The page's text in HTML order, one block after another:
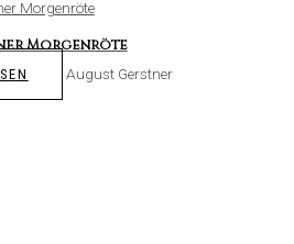
Morgenröte
August Gerstner